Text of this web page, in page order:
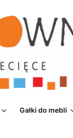
Gałki do mebli